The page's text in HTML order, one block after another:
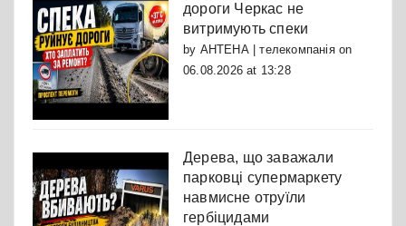
дороги Черкас не
витримують спеки
by АНТЕНА | телекомпаніяon
06.08.2026 at 13:28
Дерева, що заважали
парковці супермаркету
навмисне отруїли
гербіцидами